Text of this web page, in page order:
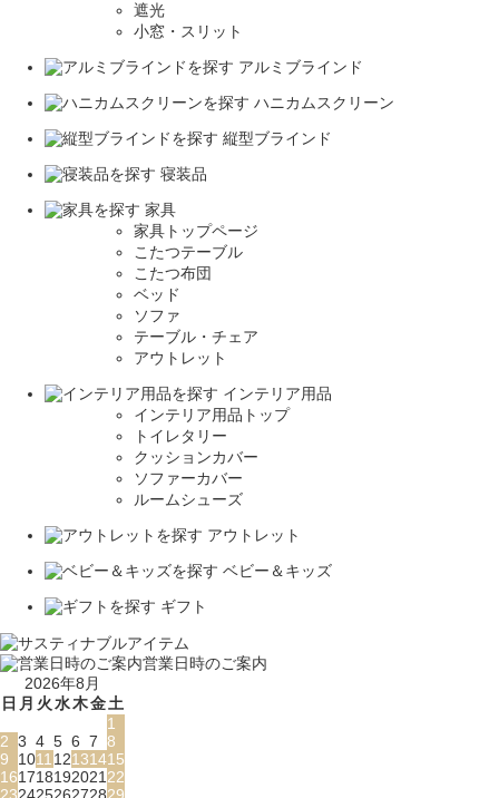
遮光
小窓・スリット
アルミブラインド
ハニカムスクリーン
縦型ブラインド
寝装品
家具
家具トップページ
こたつテーブル
こたつ布団
ベッド
ソファ
テーブル・チェア
アウトレット
インテリア用品
インテリア用品トップ
トイレタリー
クッションカバー
ソファーカバー
ルームシューズ
アウトレット
ベビー＆キッズ
ギフト
営業日時のご案内
2026年8月
日 月 火水木金土
1
2 3 4 5 6 7 8
9
101112131415
16171819202122